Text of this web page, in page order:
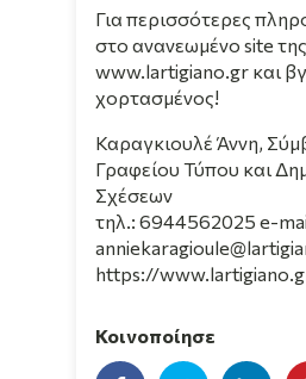
Για περισσότερες
στο ανανεωμένο site
www.lartigiano.gr και
χορτασμένος!
Καραγκιουλέ Άννη,
Γραφείου Τύπου και
Σχέσεων
τηλ.: 6944562025 e-
https://
Κοινοποίησε